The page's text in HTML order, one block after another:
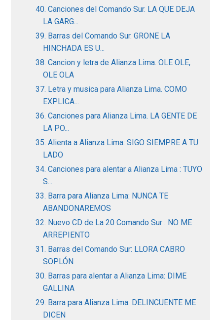
40. Canciones del Comando Sur. LA QUE DEJA
LA GARG...
39. Barras del Comando Sur. GRONE LA
HINCHADA ES U...
38. Cancion y letra de Alianza Lima. OLE OLE,
OLE OLA
37. Letra y musica para Alianza Lima. COMO
EXPLICA...
36. Canciones para Alianza Lima. LA GENTE DE
LA PO...
35. Alienta a Alianza Lima: SIGO SIEMPRE A TU
LADO
34. Canciones para alentar a Alianza Lima : TUYO
S...
33. Barra para Alianza Lima: NUNCA TE
ABANDONAREMOS
32. Nuevo CD de La 20 Comando Sur : NO ME
ARREPIENTO
31. Barras del Comando Sur: LLORA CABRO
SOPLÓN
30. Barras para alentar a Alianza Lima: DIME
GALLINA
29. Barra para Alianza Lima: DELINCUENTE ME
DICEN